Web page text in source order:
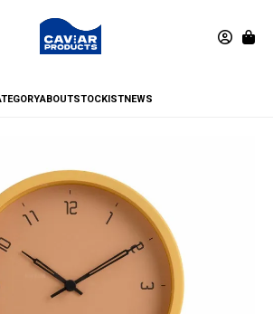
ABOUTSTOCKISTNEWS